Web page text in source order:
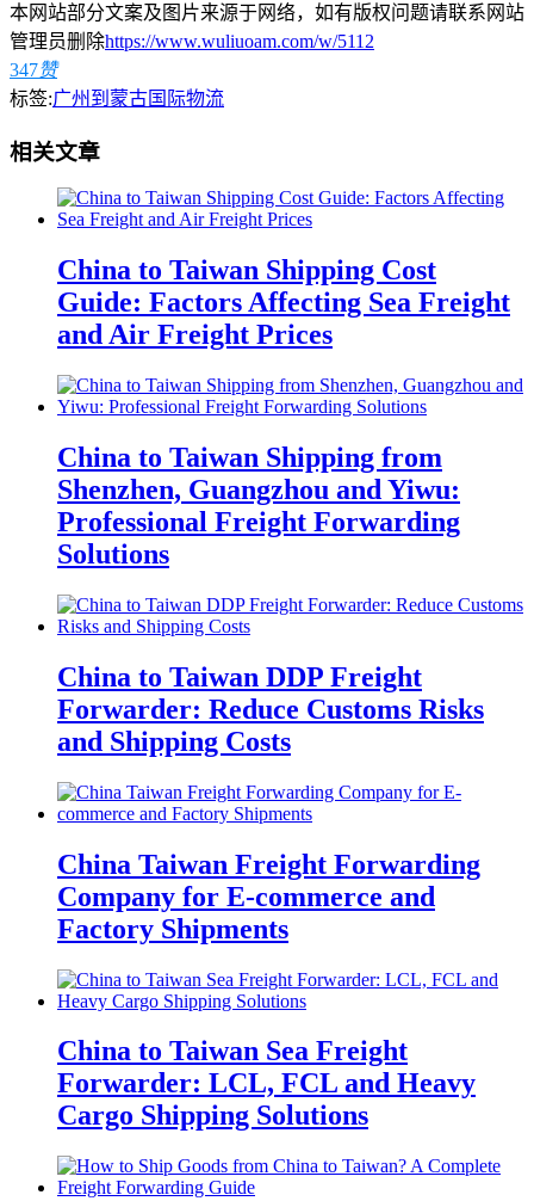
本网站部分文案及图片来源于网络，如有版权问题请联系网站
管理员删除https://www.wuliuoam.com/w/5112
347赞
标签:广州到蒙古国际物流
相关文章
China to Taiwan Shipping Cost
Guide: Factors Affecting Sea Freight
and Air Freight Prices
China to Taiwan Shipping from
Shenzhen, Guangzhou and Yiwu:
Professional Freight Forwarding
Solutions
China to Taiwan DDP Freight
Forwarder: Reduce Customs Risks
and Shipping Costs
China Taiwan Freight Forwarding
Company for E-commerce and
Factory Shipments
China to Taiwan Sea Freight
Forwarder: LCL, FCL and Heavy
Cargo Shipping Solutions